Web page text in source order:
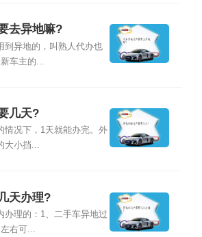
去异地嘛?
到异地的，叫熟人代办也
车主的...
几天?
情况下，1天就能办完。外
大小挡...
天办理?
办理的：1、二手车异地过
右可...